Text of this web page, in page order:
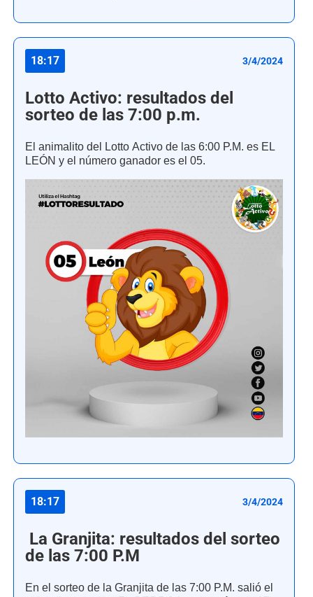
18:17 3/4/2024
Lotto Activo: resultados del
sorteo de las 7:00 p.m.
El animalito del Lotto Activo de las 6:00 P.M. es EL
LEÓN y el número ganador es el 05.
18:17 3/4/2024
La Granjita: resultados del sorteo
de las 7:00 P.M
En el sorteo de la Granjita de las 7:00 P.M. salió el